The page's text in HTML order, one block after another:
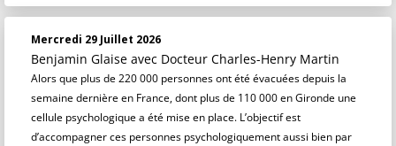
Mercredi 29 Juillet 2026
Benjamin Glaise avec Docteur Charles-Henry Martin
Alors que plus de 220 000 personnes ont été évacuées depuis la
semaine dernière en France, dont plus de 110 000 en Gironde une
cellule psychologique a été mise en place. L’objectif est
d’accompagner ces personnes psychologiquement aussi bien par